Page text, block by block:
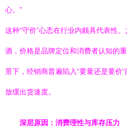
心。”
这种“守价”心态在行业内颇具代表性
酒，价格是品牌定位和消费者认知的
景下，经销商普遍陷入“要量还是要价
放缓出货速度。
深层原因：消费理性与库存压力